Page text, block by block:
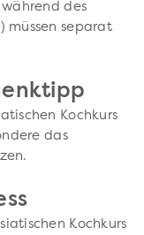
während des
müssen separat
Kochkurs
das
Kochkurs